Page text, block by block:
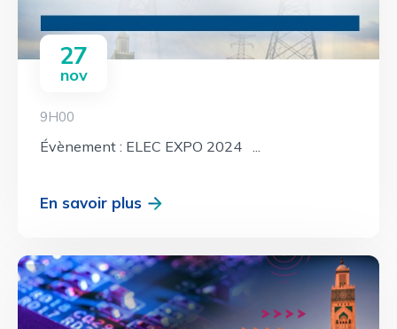
27
nov
9H00
Évènement : ELEC EXPO 2024 ...
En savoir plus